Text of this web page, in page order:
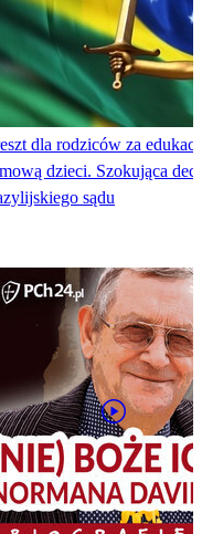
dla rodziców za
dzieci. Szokująca
sądu